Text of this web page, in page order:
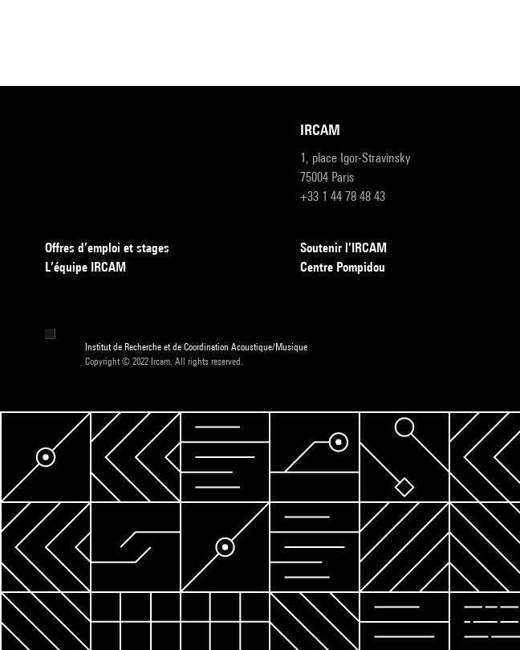
IRCAM
1, place Igor-Stravinsky
75004 Paris
+33 1 44 78 48 43
Offres d’emploi et stages
L’équipe IRCAM
Soutenir l’IRCAM
Centre Pompidou
Institut de Recherche et de Coordination Acoustique/Musique
Copyright © 2022 Ircam. All rights reserved.